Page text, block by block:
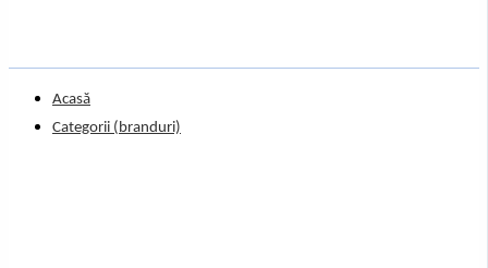
Acasă
Categorii (branduri)